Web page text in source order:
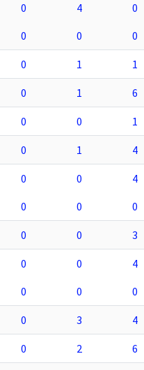
0 4
0
0 0 0
0 1 1
0 1 6
0 0 1
0 1 4
0 0
4
0 0 0
0 0 3
0 0
4
0 0 0
0 3 4
0 2 6